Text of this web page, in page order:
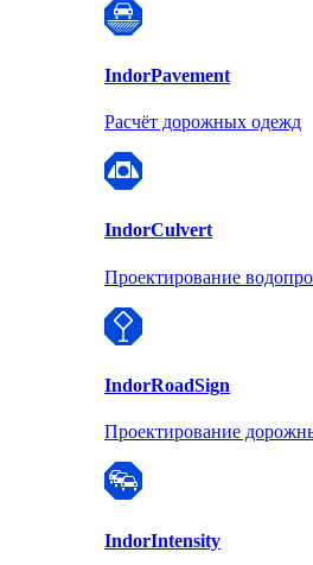
IndorPavement
Расчёт дорожных одежд
IndorCulvert
Проектирование
IndorRoadSign
Проектирование
IndorIntensity